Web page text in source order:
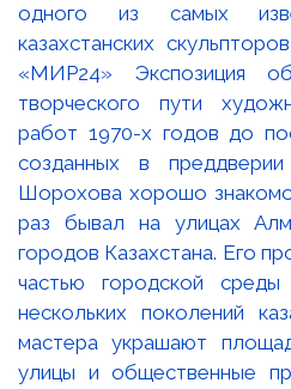
одного из самых
казахстанских
«МИР24» Экспозиция
творческого пути
работ 1970-х годов до
созданных в
Шорохова хорошо
раз бывал на улицах
городов Казахстана. Его
частью городской
нескольких поколений
мастера украшают
улицы и общественные